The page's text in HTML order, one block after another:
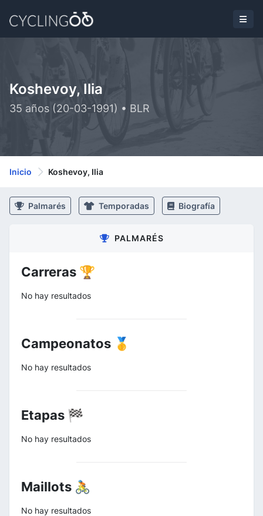
Koshevoy, Ilia
35 años (20-03-1991) • BLR
Inicio Koshevoy, Ilia
Palmarés Temporadas Biografía
PALMARÉS
Carreras 🏆
No hay resultados
Campeonatos 🥇
No hay resultados
Etapas 🏁
No hay resultados
Maillots 🚴
No hay resultados